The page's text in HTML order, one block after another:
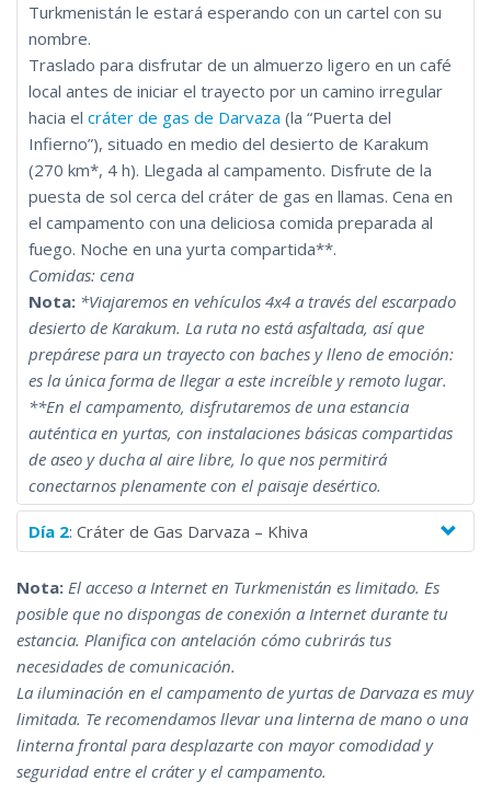
Turkmenistán le estará esperando con un cartel con su
nombre.
Traslado para disfrutar de un almuerzo ligero en un café
local antes de iniciar el trayecto por un camino irregular
hacia el cráter de gas de Darvaza (la “Puerta del
Infierno”), situado en medio del desierto de Karakum
(270 km*, 4 h). Llegada al campamento. Disfrute de la
puesta de sol cerca del cráter de gas en llamas. Cena en
el campamento con una deliciosa comida preparada al
fuego. Noche en una yurta compartida**.
Comidas: cena
Nota: *Viajaremos en vehículos 4x4 a través del escarpado
desierto de Karakum. La ruta no está asfaltada, así que
prepárese para un trayecto con baches y lleno de emoción:
es la única forma de llegar a este increíble y remoto lugar.
**En el campamento, disfrutaremos de una estancia
auténtica en yurtas, con instalaciones básicas compartidas
de aseo y ducha al aire libre, lo que nos permitirá
conectarnos plenamente con el paisaje desértico.
Día 2: Cráter de Gas Darvaza – Khiva
Nota: El acceso a Internet en Turkmenistán es limitado. Es
posible que no dispongas de conexión a Internet durante tu
estancia. Planifica con antelación cómo cubrirás tus
necesidades de comunicación.
La iluminación en el campamento de yurtas de Darvaza es muy
limitada. Te recomendamos llevar una linterna de mano o una
linterna frontal para desplazarte con mayor comodidad y
seguridad entre el cráter y el campamento.